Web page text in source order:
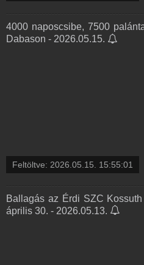
4000 naposcsibe, 7500
Dabason - 2026.05.15.
Feltöltve: 2026.05.15. 15:55:01
Ballagás az Érdi SZC
április 30. - 2026.05.13.